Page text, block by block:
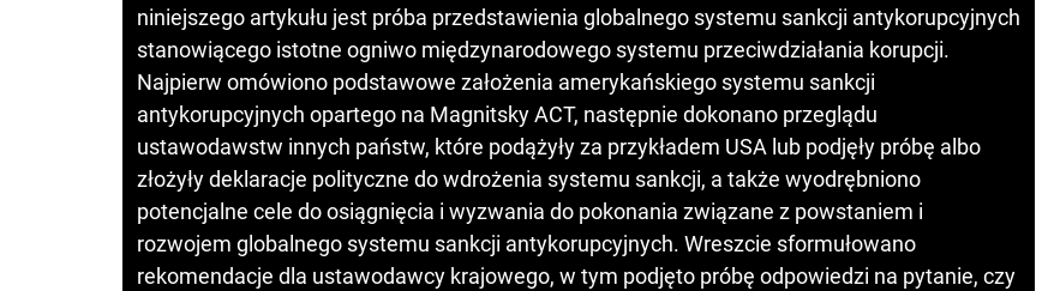
niniejszego artykułu jest próba przedstawienia globalnego systemu sankcji antykorupcyjnych
stanowiącego istotne ogniwo międzynarodowego systemu przeciwdziałania korupcji.
Najpierw omówiono podstawowe założenia amerykańskiego systemu sankcji
antykorupcyjnych opartego na Magnitsky ACT, następnie dokonano przeglądu
ustawodawstw innych państw, które podążyły za przykładem USA lub podjęły próbę albo
złożyły deklaracje polityczne do wdrożenia systemu sankcji, a także wyodrębniono
potencjalne cele do osiągnięcia i wyzwania do pokonania związane z powstaniem i
rozwojem globalnego systemu sankcji antykorupcyjnych. Wreszcie sformułowano
rekomendacje dla ustawodawcy krajowego, w tym podjęto próbę odpowiedzi na pytanie, czy